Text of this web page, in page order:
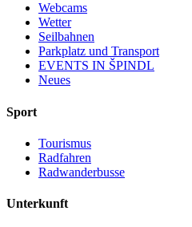
Webcams
Wetter
Seilbahnen
Parkplatz und Transport
EVENTS IN ŠPINDL
Neues
Sport
Tourismus
Radfahren
Radwanderbusse
Unterkunft